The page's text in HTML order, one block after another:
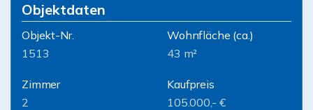
Objektdaten
Objekt-Nr.
1513
Wohnfläche (ca.)
43 m²
Zimmer
2
Kaufpreis
105.000,- €